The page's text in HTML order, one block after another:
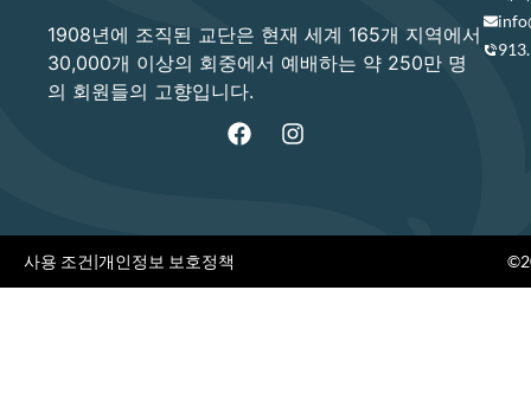
1908년에 조직된 교단은 현재 세계 165개 지역에서
30,000개 이상의 회중에서 예배하는 약 250만 명
의 회원들의 고향입니다.
사용 조건|개인정보 보호정책